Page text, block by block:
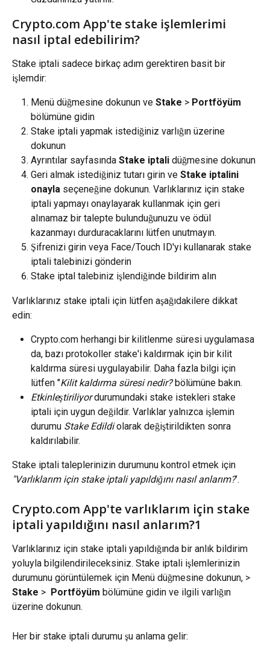
Crypto.com App'te stake işlemlerimi
nasıl iptal edebilirim?
Stake iptali sadece birkaç adım gerektiren basit bir
işlemdir:
Menü düğmesine dokunun ve Stake > Portföyüm
bölümüne gidin
Stake iptali yapmak istediğiniz varlığın üzerine
dokunun
Ayrıntılar sayfasında Stake iptali düğmesine dokunun
Geri almak istediğiniz tutarı girin ve Stake iptalini
onayla seçeneğine dokunun. Varlıklarınız için stake
iptali yapmayı onaylayarak kullanmak için geri
alınamaz bir talepte bulunduğunuzu ve ödül
kazanmayı durduracaklarını lütfen unutmayın.
Şifrenizi girin veya Face/Touch ID'yi kullanarak stake
iptali talebinizi gönderin
Stake iptal talebiniz işlendiğinde bildirim alın
Varlıklarınız stake iptali için lütfen aşağıdakilere dikkat
edin:
Crypto.com herhangi bir kilitlenme süresi uygulamasa
da, bazı protokoller stake'i kaldırmak için bir kilit
kaldırma süresi uygulayabilir. Daha fazla bilgi için
lütfen "Kilit kaldırma süresi nedir? bölümüne bakın.
Etkinleştiriliyor durumundaki stake istekleri stake
iptali için uygun değildir. Varlıklar yalnızca işlemin
durumu Stake Edildi olarak değiştirildikten sonra
kaldırılabilir.
Stake iptali taleplerinizin durumunu kontrol etmek için
"Varlıklarım için stake iptali yapıldığını nasıl anlarım?’.
Crypto.com App'te varlıklarım için stake
iptali yapıldığını nasıl anlarım?1
Varlıklarınız için stake iptali yapıldığında bir anlık bildirim
yoluyla bilgilendirileceksiniz. Stake iptali işlemlerinizin
durumunu görüntülemek için Menü düğmesine dokunun, >
Stake > Portföyüm bölümüne gidin ve ilgili varlığın
üzerine dokunun.
Her bir stake iptali durumu şu anlama gelir: